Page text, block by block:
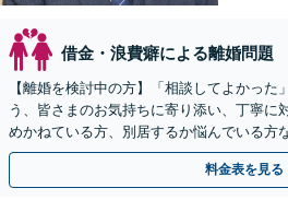
借金・浪費癖による離婚問題
【離婚を検討中の方】「相談してよかった
う、皆さまのお気持ちに寄り添い、丁寧に
めかねている方、別居するか悩んでいる方
スも実施。離婚・男女問題に幅広くご相談
料金表を見る